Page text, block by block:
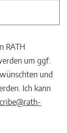
RATH
um ggf.
und
Ich kann